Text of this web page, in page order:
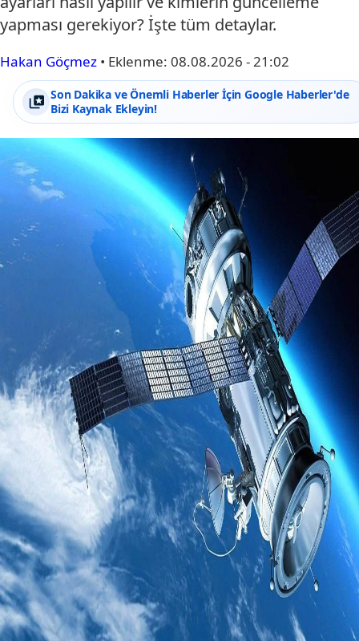
yapması gerekiyor? İşte tüm detaylar.
Hakan Göçmez • Eklenme: 08.08.2026 - 21:02
Son Dakika ve Önemli Haberler İçin Google Haberler'de
Bizi Kaynak Ekleyin!